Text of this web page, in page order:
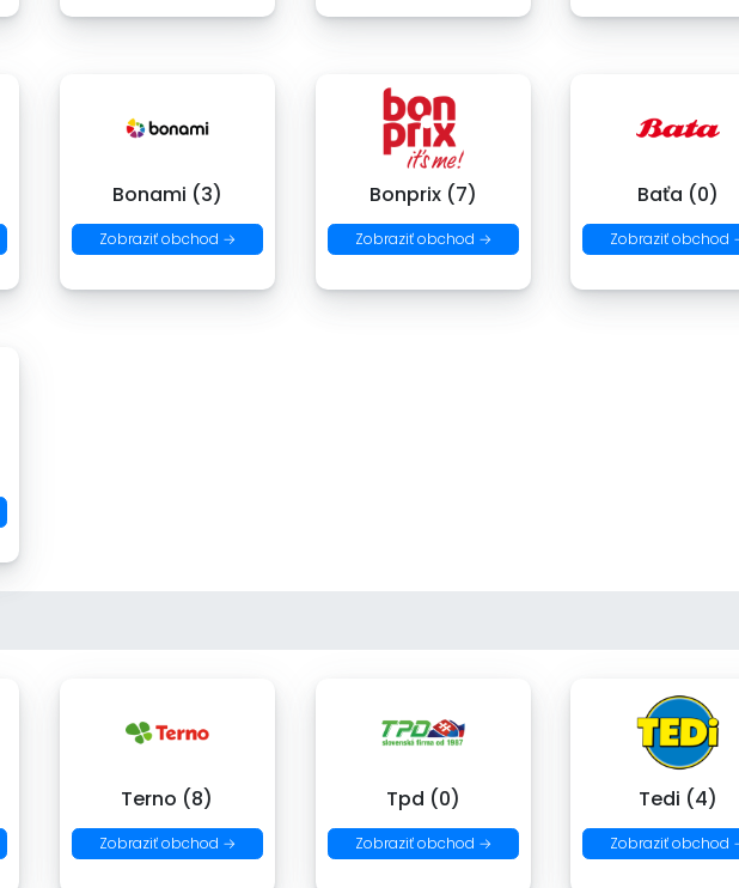
Bonami (3)
Zobraziť obchod →
Bonprix (7)
Zobraziť obchod →
Baťa (0)
Zobraziť obchod
Terno (8)
Zobraziť obchod →
Tpd (0)
Zobraziť obchod →
Tedi (4)
Zobraziť obchod